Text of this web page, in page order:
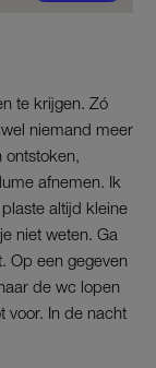
te krijgen. Zó
niemand meer
afnemen. Ik
altijd kleine
niet weten. Ga
Op een gegeven
de wc lopen
voor. In de nacht